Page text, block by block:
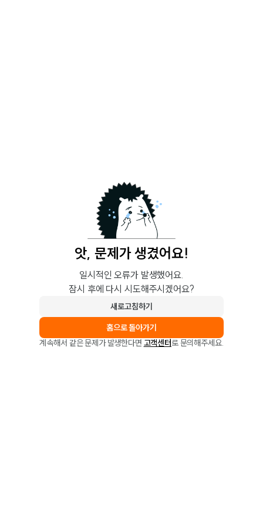
앗, 문제가 생겼어요!
일시적인 오류가 발생했어요.
잠시 후에 다시 시도해주시겠어요?
새로고침하기
홈으로 돌아가기
계속해서 같은 문제가 발생한다면 고객센터로 문의해주세요.